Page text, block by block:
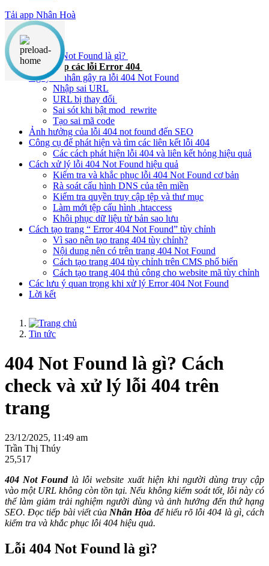
Tải app Nhân Hoà
Nội dung chính
Lỗi 404 Not Found là gì?
Tổng hợp các lỗi Error 404
Nguyên nhân gây ra lỗi 404 Not Found
Nhập sai URL
URL bị thay đổi
Sai sót khi bật mod_rewrite
Tạo sai mã code
Ảnh hưởng của lỗi 404 not found đến SEO
Công cụ để phát hiện và tìm các liên kết lỗi 404
Các cách phát hiện lỗi 404 và liên kết hỏng hiệu quả
Cách xử lý lỗi 404 Not Found hiệu quả
Kiểm tra và khắc phục lỗi 404 Not Found cơ bản
Rà soát cấu hình DNS của tên miền
Kiểm tra quyền truy cập tệp và thư mục
Làm mới tệp cấu hình .htaccess
Khôi phục dữ liệu từ bản sao lưu
Cách tạo trang “ Error 404 Not Found” tùy chỉnh
Vì sao nên tạo trang 404 tùy chỉnh?
Nội dung nên có trên trang 404 Not Found
Cách tạo trang 404 tùy chỉnh trên CMS phổ biến
Cách tạo trang 404 thủ công cho website mã tùy chỉnh
Các lưu ý quan trọng khi xử lý Error 404 Not Found
Lời kết
Tin tức
404 Not Found là gì? Cách
check và xử lý lỗi 404 trên
trang
23/12/2025, 11:49 am
Trần Thị Thúy
25,517
404 Not Foundlà lỗi website xuất hiện khi người dùng truy cập
vào một URL không còn tồn tại. Nếu không kiểm soát tốt, lỗi này có
thể làm giảm trải nghiệm người dùng và ảnh hưởng đến thứ hạng
SEO. Đọc tiếp bài viết của Nhân Hòa để hiểu rõ lỗi 404 là gì, cách
kiểm tra và khắc phục lỗi 404 hiệu quả.
Lỗi 404 Not Found là gì?